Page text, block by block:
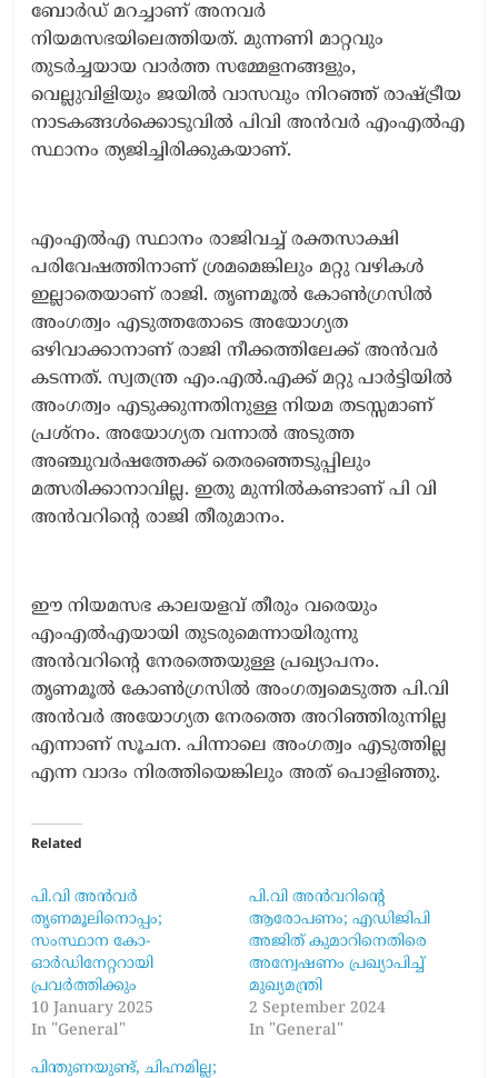
ബോർഡ് മറച്ചാണ് അനവർ
നിയമസഭയിലെത്തിയത്. മുന്നണി മാറ്റവും
തുടർച്ചയായ വാർത്ത സമ്മേളനങ്ങളും,
വെല്ലുവിളിയും ജയിൽ വാസവും നിറഞ്ഞ് രാഷ്ട്രീയ
നാടകങ്ങൾക്കൊടുവിൽ‌ പിവി അൻവർ എംഎൽഎ
സ്ഥാനം ത്യജിച്ചിരിക്കുകയാണ്.
എംഎൽഎ സ്ഥാനം രാജിവച്ച് രക്തസാക്ഷി
പരിവേഷത്തിനാണ് ശ്രമമെങ്കിലും മറ്റു വഴികൾ
ഇല്ലാതെയാണ് രാജി. തൃണമൂൽ കോൺഗ്രസിൽ
അംഗത്വം എടുത്തതോടെ അയോഗ്യത
ഒഴിവാക്കാനാണ് രാജി നീക്കത്തിലേക്ക് അൻവർ
കടന്നത്. സ്വതന്ത്ര എം.എൽ.എക്ക് മറ്റു പാർട്ടിയിൽ
അംഗത്വം എടുക്കുന്നതിനുള്ള നിയമ തടസ്സമാണ്
പ്രശ്നം. അയോഗ്യത വന്നാൽ അടുത്ത
അഞ്ചുവർഷത്തേക്ക് തെരഞ്ഞെടുപ്പിലും
മത്സരിക്കാനാവില്ല. ഇതു മുന്നിൽകണ്ടാണ് പി വി
അൻവറിന്റെ രാജി തീരുമാനം.
ഈ നിയമസഭ കാലയളവ് തീരും വരെയും
എംഎൽഎയായി തുടരുമെന്നായിരുന്നു
അൻവറിന്റെ നേരത്തെയുള്ള പ്രഖ്യാപനം.
തൃണമൂൽ കോൺഗ്രസിൽ അംഗത്വമെടുത്ത പി.വി
അൻവർ അയോഗ്യത നേരത്തെ അറിഞ്ഞിരുന്നില്ല
എന്നാണ് സൂചന. പിന്നാലെ അംഗത്വം എടുത്തില്ല
എന്ന വാദം നിരത്തിയെങ്കിലും അത് പൊളിഞ്ഞു.
Related
പി.വി അൻവർ
തൃണമൂലിനൊപ്പം;
സംസ്ഥാന കോ-
ഓർഡിനേറ്ററായി
പ്രവർത്തിക്കും
10 January 2025
In "General"
പി.വി അൻവറിന്റെ
ആരോപണം; എഡിജിപി
അജിത് കുമാറിനെതിരെ
അന്വേഷണം പ്രഖ്യാപിച്ച്
മുഖ്യമന്ത്രി
2 September 2024
In "General"
പിന്തുണയുണ്ട്, ചിഹ്നമില്ല;